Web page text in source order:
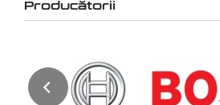
Producătorii